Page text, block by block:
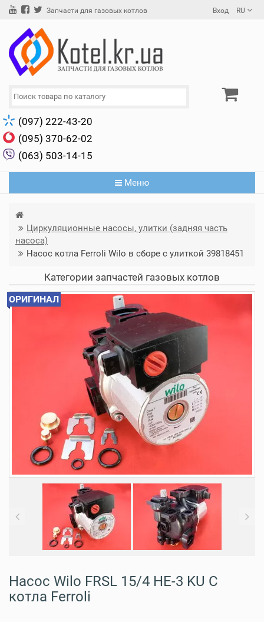
Запчасти для газовых котлов Вход RU
(097) 222-43-20
(095) 370-62-02
(063) 503-14-15
Меню
Циркуляционные насосы, улитки (задняя часть
насоса)
Насос котла Ferroli Wilo в сборе с улиткой 39818451
Категории запчастей газовых котлов
ОРИГИНАЛ
Previous
Насос Wilo FRSL 15/4 HE-3 KU C
котла Ferroli